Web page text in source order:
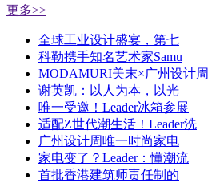
更多>>
全球工业设计盛宴，第七
科勒携手知名艺术家Samu
MODAMURI美末×广州设计周
谢英凯：以人为本，以光
唯一受邀！Leader冰箱参展
适配Z世代潮生活！Leader洗
广州设计周唯一时尚家电
家电变了？Leader：懂潮流
首批香港建筑师责任制的